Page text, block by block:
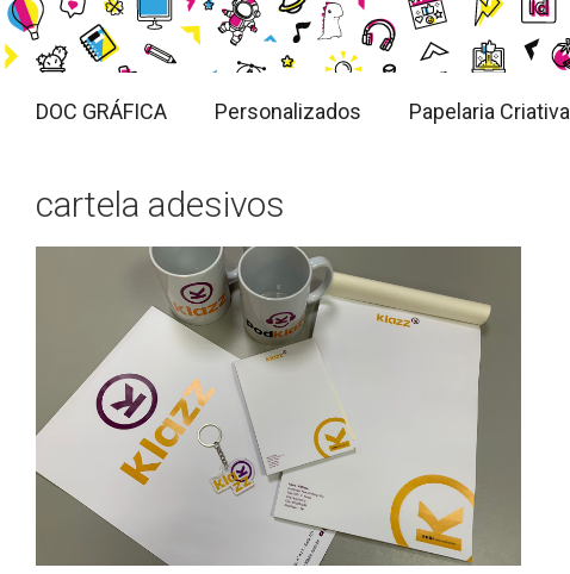
DOC GRÁFICA Personalizados Papelaria Criativa
cartela adesivos